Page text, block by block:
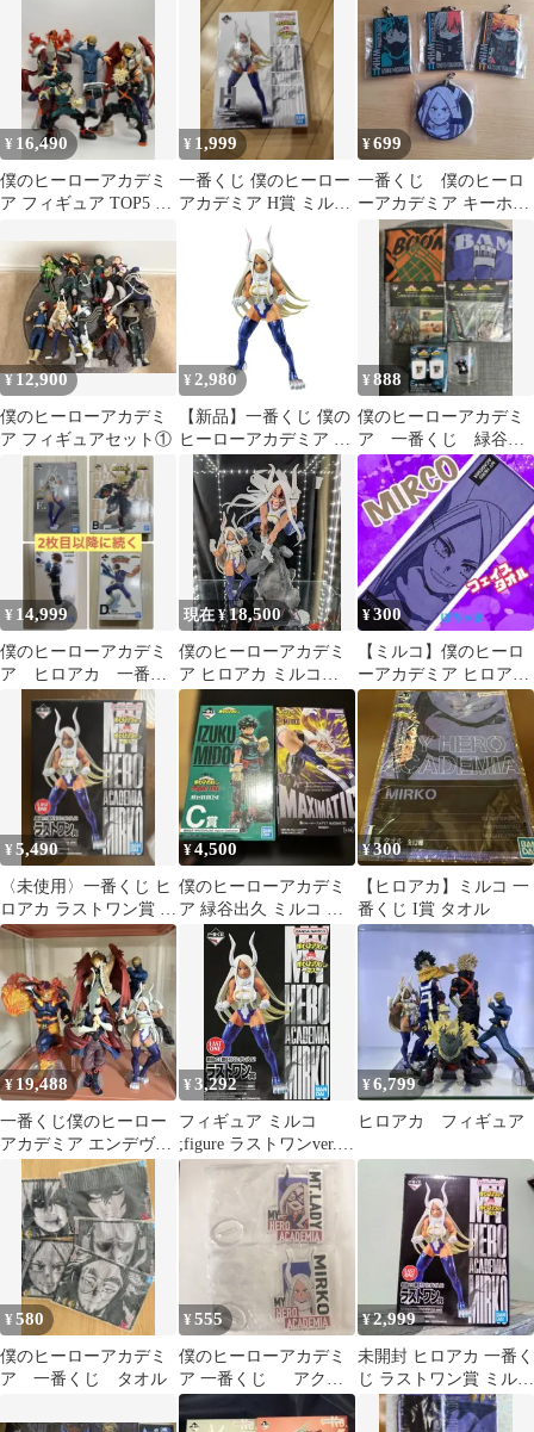
賞 ミルコ;figure ラスト
ワンver. ※未開封品
¥ 16,490
僕のヒーローアカデミ
ア フィギュア TOP5 一
¥ 1,999
一番くじ 僕のヒーロー
アカデミア H賞 ミルコ
フィギュア
¥699
一番くじ 僕のヒーロ
ーアカデミア キーホル
ダーセット
¥12,900
僕のヒーローアカデミ
ア フィギュアセット①
¥ 2,980
【新品】一番くじ 僕の
ヒーローアカデミア ～
突入～ ラストワン賞 ミ
ルコ;figure ラストワン
ver.
¥888
僕のヒーローアカデミ
ア 一番くじ 緑谷
轟 爆豪 ミルコ 荼
毘 トガ
¥ 14,999
僕のヒーローアカデミ
ア ヒロアカ 一番く
じ フィギュア 轟
爆豪 ミルコ 緑谷
現在 ¥18,500
僕のヒーローアカデミ
ア ヒロアカ ミルコ
ARTFX J コトブキヤ
1/8
¥300
【ミルコ】僕のヒーロ
ーアカデミア ヒロアカ
一番くじtop5タオル
【MIRCO】
¥5,490
〈未使用〉一番くじ ヒ
ロアカ ラストワン賞 ミ
ルコ フィギュア
¥4,500
僕のヒーローアカデミ
ア 緑谷出久 ミルコ フ
ィギュア 2点セット
¥300
【ヒロアカ】ミルコ 一
番くじ I賞 タオル
¥ 19,488
一番くじ僕のヒーロー
アカデミア エンデヴァ
ー ミルコ ホークス エ
ッジショット
¥3,292
フィギュア ミルコ
;figure ラストワンver.
「一番くじ 僕のヒーロ
ーアカデミア ～突入
～」 ラストワン賞 フィ
ギュア【10日以内発
送】
¥6,799
ヒロアカ フィギュア
¥580
僕のヒーローアカデミ
ア 一番くじ タオル
¥555
僕のヒーローアカデミ
ア 一番くじ アクス
タ 2個セット
¥2,999
未開封 ヒロアカ 一番く
じ ラストワン賞 ミルコ
フィギュア